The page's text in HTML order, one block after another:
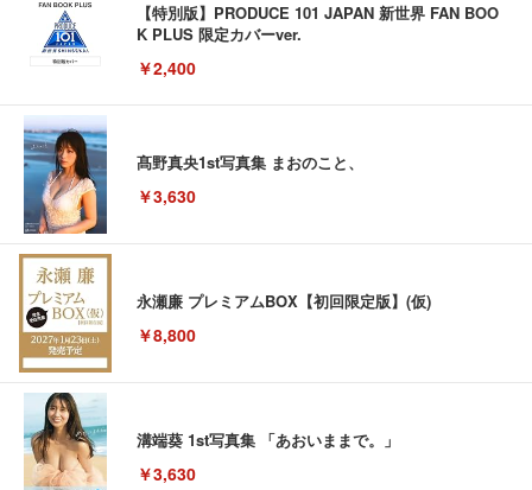
【特別版】PRODUCE 101 JAPAN 新世界 FAN BOO
K PLUS 限定カバーver.
￥2,400
髙野真央1st写真集 まおのこと、
￥3,630
永瀬廉 プレミアムBOX【初回限定版】(仮)
￥8,800
溝端葵 1st写真集 「あおいままで。」
￥3,630